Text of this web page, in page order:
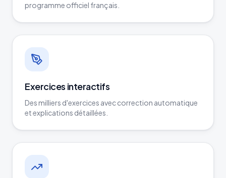
programme officiel français.
Exercices interactifs
Des milliers d'exercices avec correction automatique
et explications détaillées.